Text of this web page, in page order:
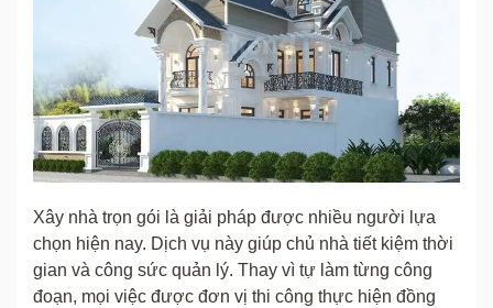
Xây nhà trọn gói là giải pháp được nhiều người lựa
chọn hiện nay. Dịch vụ này giúp chủ nhà tiết kiệm thời
gian và công sức quản lý. Thay vì tự làm từng công
đoạn, mọi việc được đơn vị thi công thực hiện đồng